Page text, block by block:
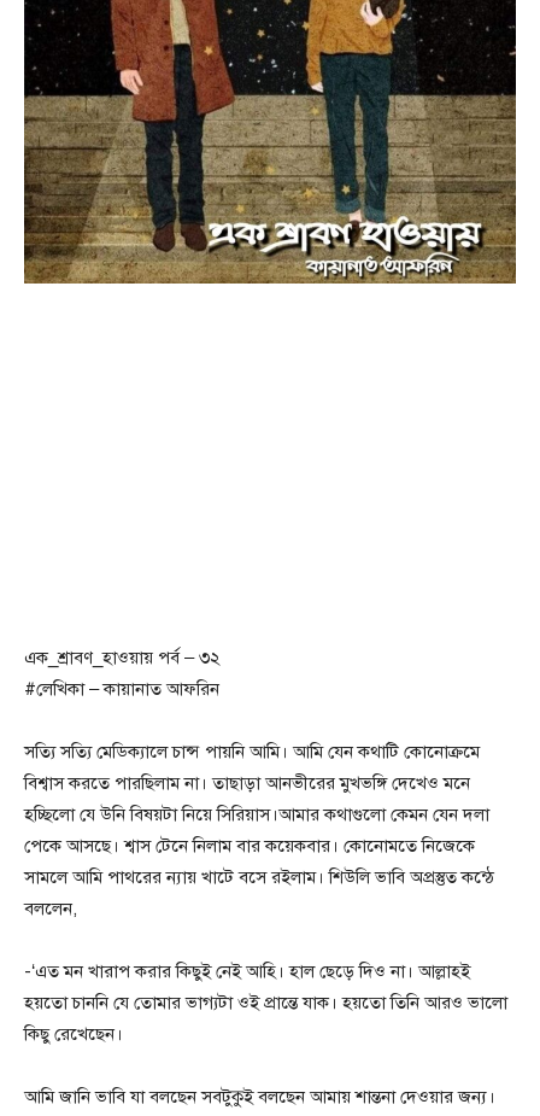
এক_শ্রাবণ_হাওয়ায় পর্ব – ৩২
#লেখিকা – কায়ানাত আফরিন
সত্যি সত্যি মেডিক্যালে চান্স পায়নি আমি। আমি যেন কথাটি কোনোক্রমে
বিশ্বাস করতে পারছিলাম না। তাছাড়া আনভীরের মুখভঙ্গি দেখেও মনে
হচ্ছিলো যে উনি বিষয়টা নিয়ে সিরিয়াস।আমার কথাগুলো কেমন যেন দলা
পেকে আসছে। শ্বাস টেনে নিলাম বার কয়েকবার। কোনোমতে নিজেকে
সামলে আমি পাথরের ন্যায় খাটে বসে রইলাম। শিউলি ভাবি অপ্রস্তুত কন্ঠে
বললেন,
-‘এত মন খারাপ করার কিছুই নেই আহি। হাল ছেড়ে দিও না। আল্লাহই
হয়তো চাননি যে তোমার ভাগ্যটা ওই প্রান্তে যাক। হয়তো তিনি আরও ভালো
কিছু রেখেছেন।
আমি জানি ভাবি যা বলছেন সবটুকুই বলছেন আমায় শান্তনা দেওয়ার জন্য।